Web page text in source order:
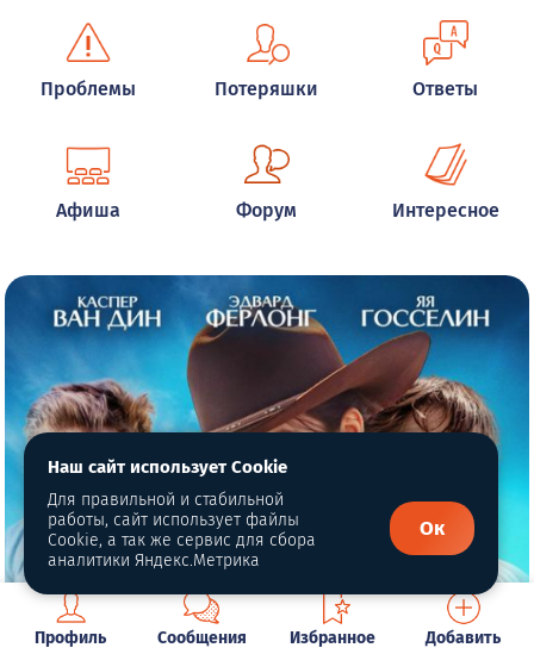
Проблемы Потеряшки Ответы
Афиша Форум Интересное
Профиль Сообщения Избранное Добавить
Наш сайт использует Cookie
Для правильной и стабильной
работы, сайт использует файлы
Cookie, а так же сервис для сбора
аналитики Яндекс.Метрика
Ок